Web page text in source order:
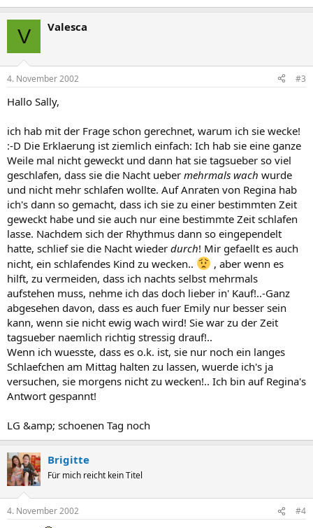
V Valesca
4. November 2002 #3
Hallo Sally,
ich hab mit der Frage schon gerechnet, warum ich sie wecke!
:-D Die Erklaerung ist ziemlich einfach: Ich hab sie eine ganze
Weile mal nicht geweckt und dann hat sie tagsueber so viel
geschlafen, dass sie die Nacht ueber mehrmals wach wurde
und nicht mehr schlafen wollte. Auf Anraten von Regina hab
ich's dann so gemacht, dass ich sie zu einer bestimmten Zeit
geweckt habe und sie auch nur eine bestimmte Zeit schlafen
lasse. Nachdem sich der Rhythmus dann so eingependelt
hatte, schlief sie die Nacht wieder durch! Mir gefaellt es auch
nicht, ein schlafendes Kind zu wecken..
, aber wenn es
hilft, zu vermeiden, dass ich nachts selbst mehrmals
aufstehen muss, nehme ich das doch lieber in' Kauf!..-Ganz
abgesehen davon, dass es auch fuer Emily nur besser sein
kann, wenn sie nicht ewig wach wird! Sie war zu der Zeit
tagsueber naemlich richtig stressig drauf!..
Wenn ich wuesste, dass es o.k. ist, sie nur noch ein langes
Schlaefchen am Mittag halten zu lassen, wuerde ich's ja
versuchen, sie morgens nicht zu wecken!.. Ich bin auf Regina's
Antwort gespannt!
LG &amp; schoenen Tag noch
Brigitte
Für mich reicht kein Titel
4. November 2002 #4